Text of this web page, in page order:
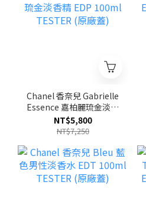
Chanel 香奈兒 Gabrielle
Essence 嘉柏麗琉金淡香
精 EDP 100ml TESTER
(原廠蓋)
NT$5,800
NT$7,250